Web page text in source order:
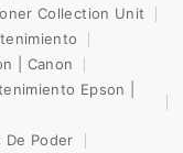
Collection Unit
| Canon
Epson |
De Poder